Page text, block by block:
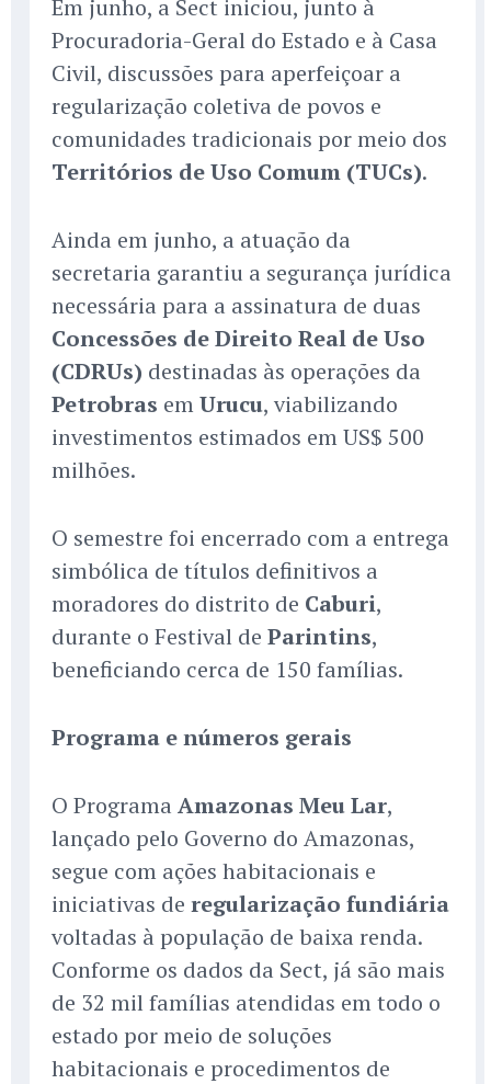
Em junho, a Sect iniciou, junto à
Procuradoria-Geral do Estado e à Casa
Civil, discussões para aperfeiçoar a
regularização coletiva de povos e
comunidades tradicionais por meio dos
Territórios de Uso Comum (TUCs).
Ainda em junho, a atuação da
secretaria garantiu a segurança jurídica
necessária para a assinatura de duas
Concessões de Direito Real de Uso
(CDRUs) destinadas às operações da
Petrobras emUrucu, viabilizando
investimentos estimados em US$ 500
milhões.
O semestre foi encerrado com a entrega
simbólica de títulos definitivos a
moradores do distrito de Caburi,
durante o Festival de Parintins,
beneficiando cerca de 150 famílias.
Programa e números gerais
O Programa Amazonas Meu Lar,
lançado pelo Governo do Amazonas,
segue com ações habitacionais e
iniciativas de regularização fundiária
voltadas à população de baixa renda.
Conforme os dados da Sect, já são mais
de 32 mil famílias atendidas em todo o
estado por meio de soluções
habitacionais e procedimentos de